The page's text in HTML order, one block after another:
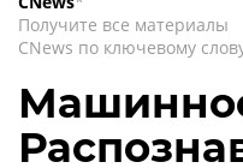
Получите все материалы
CNews по ключевому